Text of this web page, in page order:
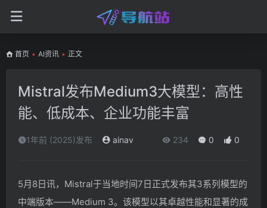
首页 • AI资讯 • 正文
Mistral发布Medium3大模型：高性
能、低成本、企业功能丰富
1年前 (2025)发布 ainav 234 0 0
5月8日讯，Mistral于当地时间7日正式发布其3系列模型的
中端版本——Medium 3。该模型以其卓越性能和显著的成